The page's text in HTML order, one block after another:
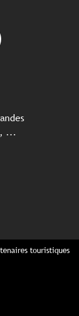
...
touristiques